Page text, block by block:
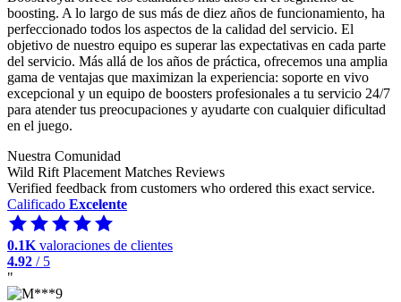
boosting. A lo largo de sus más de diez años de funcionamiento, ha
perfeccionado todos los aspectos de la calidad del servicio. El
objetivo de nuestro equipo es superar las expectativas en cada parte
del servicio. Más allá de los años de práctica, ofrecemos una amplia
gama de ventajas que maximizan la experiencia: soporte en vivo
excepcional y un equipo de boosters profesionales a tu servicio 24/7
para atender tus preocupaciones y ayudarte con cualquier dificultad
en el juego.
Nuestra Comunidad
Wild Rift Placement Matches Reviews
Verified feedback from customers who ordered this exact service.
Calificado Excelente
0.1K valoraciones de clientes
4.92 / 5
"